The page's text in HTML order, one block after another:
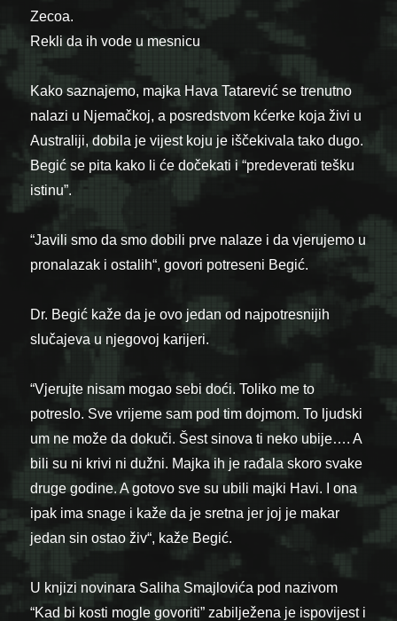
Zecoa.
Rekli da ih vode u mesnicu
Kako saznajemo, majka Hava Tatarević se trenutno
nalazi u Njemačkoj, a posredstvom kćerke koja živi u
Australiji, dobila je vijest koju je iščekivala tako dugo.
Begić se pita kako li će dočekati i “predeverati tešku
istinu”.
“Javili smo da smo dobili prve nalaze i da vjerujemo u
pronalazak i ostalih“, govori potreseni Begić.
Dr. Begić kaže da je ovo jedan od najpotresnijih
slučajeva u njegovoj karijeri.
“Vjerujte nisam mogao sebi doći. Toliko me to
potreslo. Sve vrijeme sam pod tim dojmom. To ljudski
um ne može da dokuči. Šest sinova ti neko ubije…. A
bili su ni krivi ni dužni. Majka ih je rađala skoro svake
druge godine. A gotovo sve su ubili majki Havi. I ona
ipak ima snage i kaže da je sretna jer joj je makar
jedan sin ostao živ“, kaže Begić.
U knjizi novinara Saliha Smajlovića pod nazivom
“Kad bi kosti mogle govoriti” zabilježena je ispovijest i